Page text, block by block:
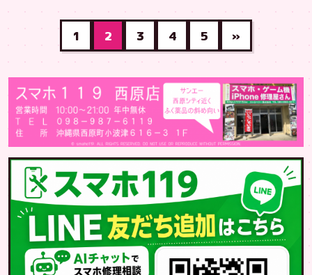
1 2 3 4 5 »